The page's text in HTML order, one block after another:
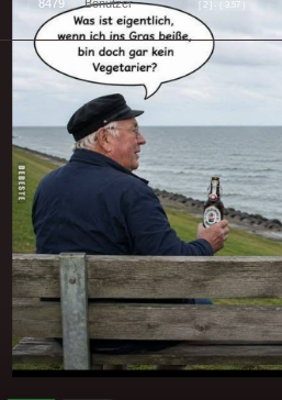
8479 Benutzer [ 2 ] - ( 3.57 )